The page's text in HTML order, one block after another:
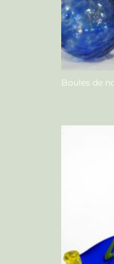
Boules de